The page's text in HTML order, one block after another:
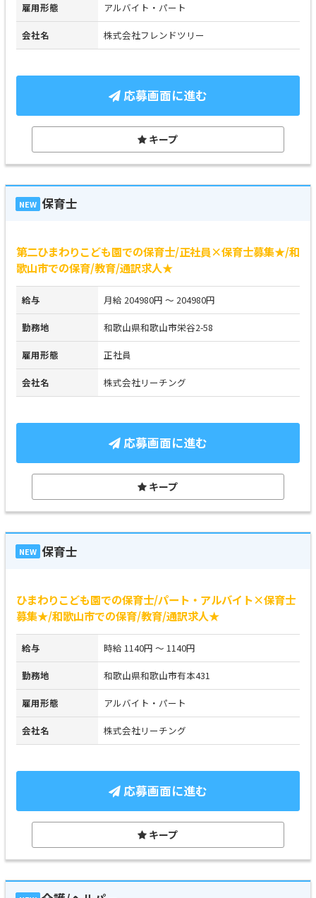
雇用形態 アルバイト・パート
会社名 株式会社フレンドツリー
応募画面に進む
キープ
NEW 保育士
第二ひまわりこども園での保育士/正社員×保育士募集★/和
歌山市での保育/教育/通訳求人★
給与 月給 204980円 ～ 204980円
勤務地 和歌山県和歌山市栄谷2-58
雇用形態 正社員
会社名 株式会社リーチング
応募画面に進む
キープ
NEW 保育士
ひまわりこども園での保育士/パート・アルバイト×保育士
募集★/和歌山市での保育/教育/通訳求人★
給与 時給 1140円 ～ 1140円
勤務地 和歌山県和歌山市有本431
雇用形態 アルバイト・パート
会社名 株式会社リーチング
応募画面に進む
キープ